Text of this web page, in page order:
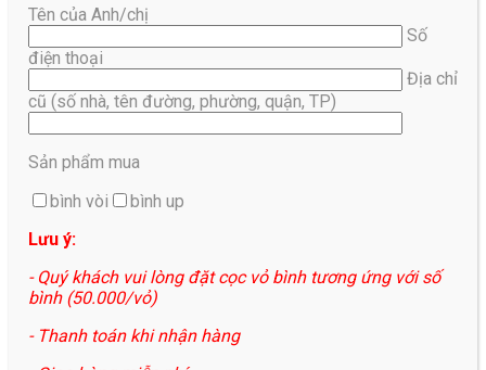
Tên của Anh/chị
Số
điện thoại
Địa chỉ
cũ (số nhà, tên đường, phường, quận, TP)
Sản phẩm mua
bình vòi
bình up
Lưu ý:
- Quý khách vui lòng đặt cọc vỏ bình tương ứng với số
bình (50.000/vỏ)
- Thanh toán khi nhận hàng